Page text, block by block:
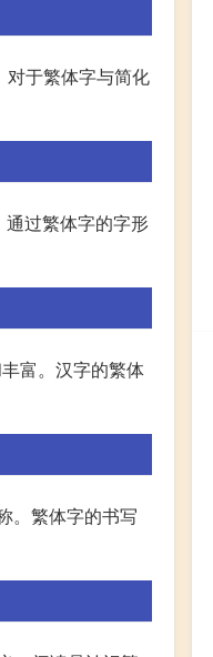
对于繁体字与简化
通过繁体字的字形
富。汉字的繁体
。繁体字的书写